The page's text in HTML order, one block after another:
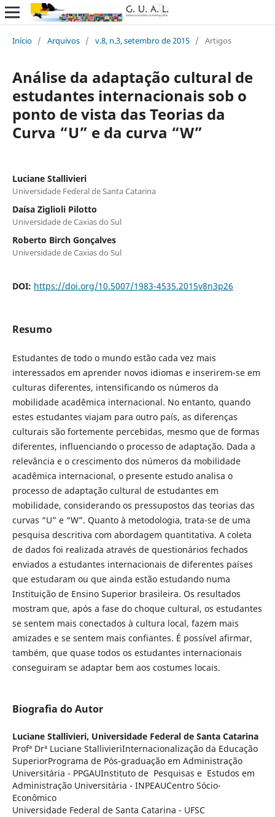
Início / Arquivos / v.8, n.3, setembro de 2015 / Artigos
Análise da adaptação cultural de
estudantes internacionais sob o
ponto de vista das Teorias da
Curva “U” e da curva “W”
Luciane Stallivieri
Universidade Federal de Santa Catarina
Daísa Ziglioli Pilotto
Universidade de Caxias do Sul
Roberto Birch Gonçalves
Universidade de Caxias do Sul
DOI: https://doi.org/10.5007/1983-4535.2015v8n3p26
Resumo
Estudantes de todo o mundo estão cada vez mais
interessados em aprender novos idiomas e inserirem-se em
culturas diferentes, intensificando os números da
mobilidade acadêmica internacional. No entanto, quando
estes estudantes viajam para outro país, as diferenças
culturais são fortemente percebidas, mesmo que de formas
diferentes, influenciando o processo de adaptação. Dada a
relevância e o crescimento dos números da mobilidade
acadêmica internacional, o presente estudo analisa o
processo de adaptação cultural de estudantes em
mobilidade, considerando os pressupostos das teorias das
curvas “U” e “W”. Quanto à metodologia, trata-se de uma
pesquisa descritiva com abordagem quantitativa. A coleta
de dados foi realizada através de questionários fechados
enviados a estudantes internacionais de diferentes países
que estudaram ou que ainda estão estudando numa
Instituição de Ensino Superior brasileira. Os resultados
mostram que, após a fase do choque cultural, os estudantes
se sentem mais conectados à cultura local, fazem mais
amizades e se sentem mais confiantes. É possível afirmar,
também, que quase todos os estudantes internacionais
conseguiram se adaptar bem aos costumes locais.
Biografia do Autor
Luciane Stallivieri, Universidade Federal de Santa Catarina
Profª Drª Luciane StallivieriInternacionalização da Educação
SuperiorPrograma de Pós-graduação em Administração
Universitária - PPGAUInstituto de Pesquisas e Estudos em
Administração Universitária - INPEAUCentro Sócio-
Econômico
Universidade Federal de Santa Catarina - UFSC